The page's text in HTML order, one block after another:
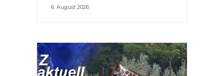
6. August 2026